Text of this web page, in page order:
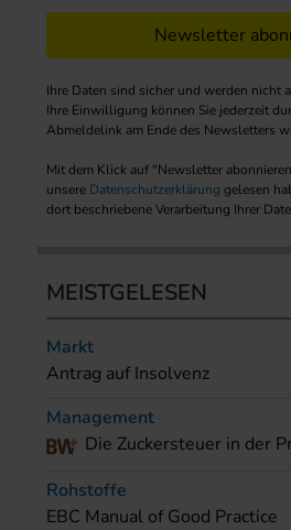
Newsletter
Ihre Daten sind sicher und werden nicht
Ihre Einwilligung können Sie jederzeit
Abmeldelink am Ende des Newsletters
Mit dem Klick auf "Newsletter
unsere Datenschutzerklärung gelesen
dort beschriebene Verarbeitung Ihrer
MEISTGELESEN
Markt
Antrag auf Insolvenz
Management
Die Zuckersteuer in der
Rohstoffe
EBC Manual of Good Practice